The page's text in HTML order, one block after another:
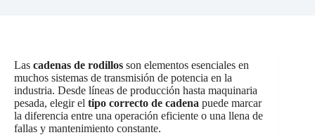
Las cadenas de rodillos son elementos esenciales en
muchos sistemas de transmisión de potencia en la
industria. Desde líneas de producción hasta maquinaria
pesada, elegir el tipo correcto de cadena puede marcar
la diferencia entre una operación eficiente o una llena de
fallas y mantenimiento constante.